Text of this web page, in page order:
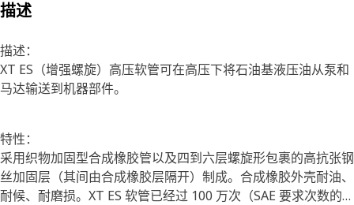
描述
描述：
XT ES（增强螺旋）高压软管可在高压下将石油基液压油从泵和
马达输送到机器部件。
特性：
采用织物加固型合成橡胶管以及四到六层螺旋形包裹的高抗张钢
丝加固层（其间由合成橡胶层隔开）制成。合成橡胶外壳耐油、
耐候、耐磨损。XT ES 软管已经过 100 万次（SAE 要求次数的